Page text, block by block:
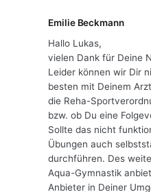
Emilie Beckmann
Hallo Lukas,
vielen Dank für Deine
Leider können wir Dir
besten mit Deinem
die Reha-
bzw. ob Du eine
Sollte das nicht
Übungen auch
durchführen. Des
Aqua-Gymnastik
Anbieter in Deiner